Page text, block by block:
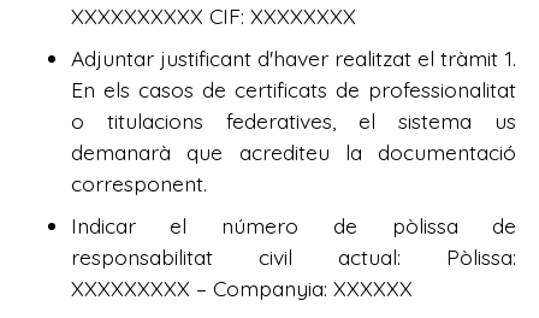
XXXXXXXXXX CIF: XXXXXXXX
Adjuntar justificant d'haver realitzat el tràmit 1.
En els casos de certificats de professionalitat
o titulacions federatives, el sistema us
demanarà que acrediteu la documentació
corresponent.
Indicar el número de pòlissa de
responsabilitat civil actual: Pòlissa:
XXXXXXXXX – Companyia: XXXXXX